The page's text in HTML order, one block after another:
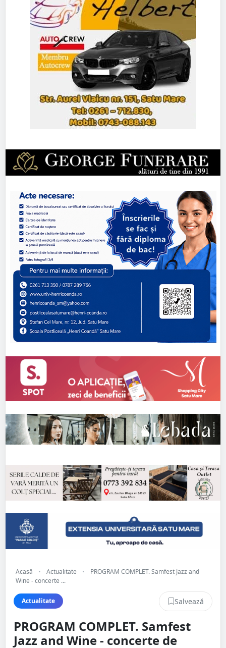
Acasă • Actualitate •
PROGRAM COMPLET. Samfest Jazz and
Wine - concerte ...
Actualitate Salvează
PROGRAM COMPLET. Samfest
Jazz and Wine - concerte de